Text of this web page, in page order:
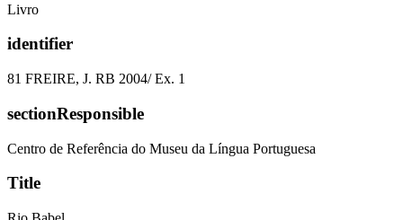
Livro
identifier
81 FREIRE, J. RB 2004/ Ex. 1
sectionResponsible
Centro de Referência do Museu da Língua Portuguesa
Title